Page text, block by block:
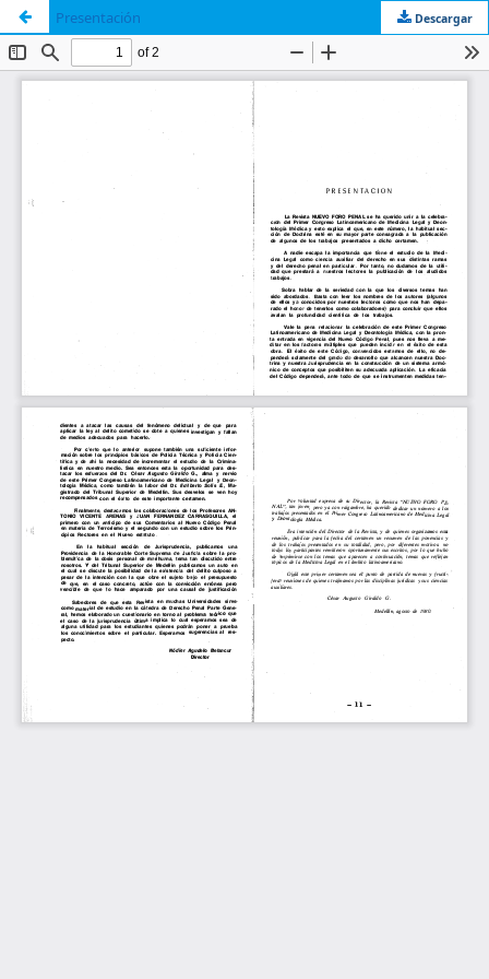
Presentación Descargar